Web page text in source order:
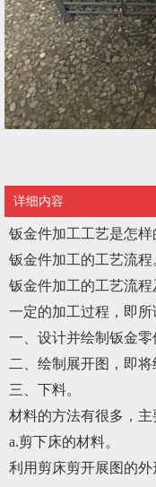
详细内容
钣金件加工工艺是怎样
钣金件加工的工艺流程
钣金件加工的工艺流
一定的加工过程，即所
一、设计并绘制钣金零
二、绘制展开图，即
三、下料。
材料的方法有很多，
a.剪下床的材料。
利用剪床剪开展图的